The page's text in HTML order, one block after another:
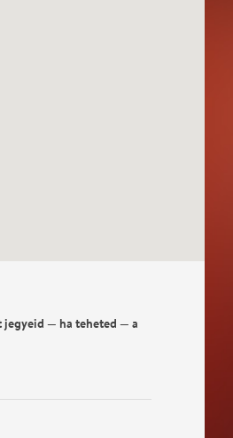
jegyeid — ha teheted — a